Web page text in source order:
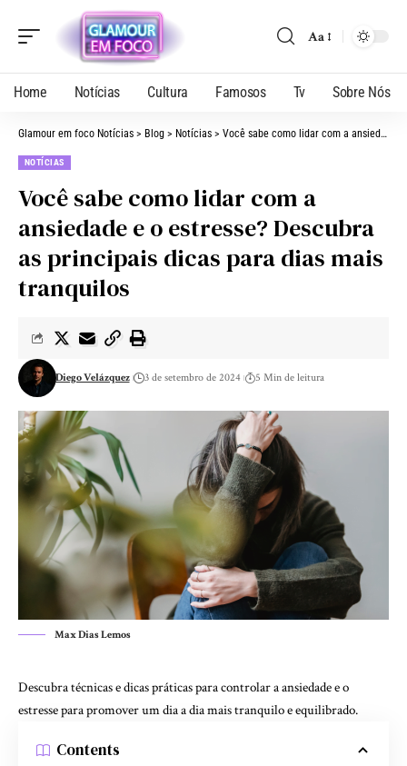
Aa
Home Notícias Cultura Famosos Tv Sobre Nós
Glamour em foco Notícias > Blog > Notícias > Você sabe como lidar com a ansiedade e o estresse? Descubra as principais dicas para dias mais tranquilos
NOTÍCIAS
Você sabe como lidar com a
ansiedade e o estresse? Descubra
as principais dicas para dias mais
tranquilos
Diego Velázquez 3 de setembro de 2024 5 Min de leitura
Max Dias Lemos
Descubra técnicas e dicas práticas para controlar a ansiedade e o
estresse para promover um dia a dia mais tranquilo e equilibrado.
Contents